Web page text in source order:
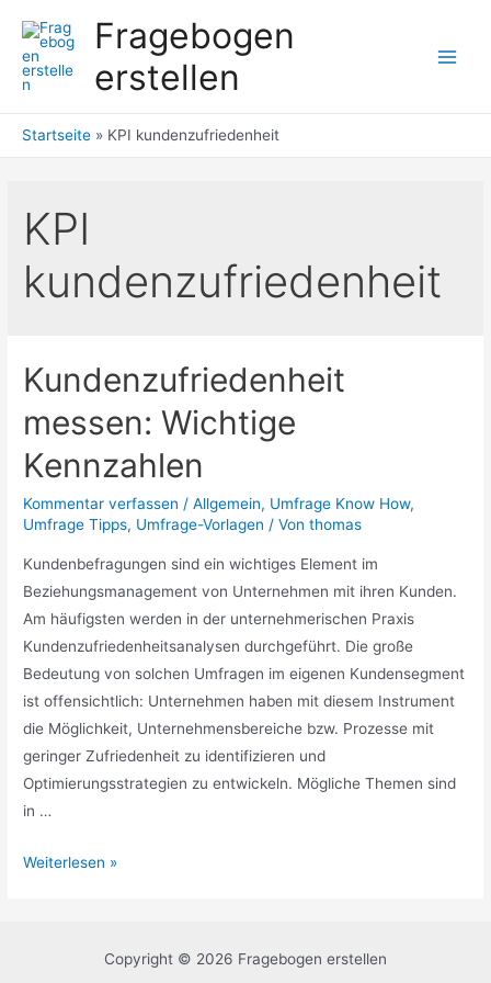
Inhalt
springen
Fragebogen
erstellen
Startseite » KPI kundenzufriedenheit
KPI
kundenzufriedenheit
Kundenzufriedenheit
messen: Wichtige
Kennzahlen
Kommentar verfassen /Allgemein, Umfrage Know How,
Umfrage Tipps, Umfrage-Vorlagen / Vonthomas
Kundenbefragungen sind ein wichtiges Element im
Beziehungsmanagement von Unternehmen mit ihren Kunden.
Am häufigsten werden in der unternehmerischen Praxis
Kundenzufriedenheitsanalysen durchgeführt. Die große
Bedeutung von solchen Umfragen im eigenen Kundensegment
ist offensichtlich: Unternehmen haben mit diesem Instrument
die Möglichkeit, Unternehmensbereiche bzw. Prozesse mit
geringer Zufriedenheit zu identifizieren und
Optimierungsstrategien zu entwickeln. Mögliche Themen sind
in …
Kundenzufriedenheit
Weiterlesen »
Copyright © 2026 Fragebogen erstellen